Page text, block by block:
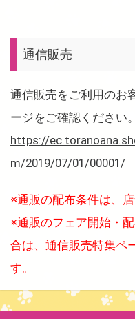
通信販売
通信販売をご利用のお
ージをご確認ください。
https://
m/2019/07/01/00001/
※通販の配布条件は、店
※通販のフェア開始・
合は、通信販売特集ペ
す。